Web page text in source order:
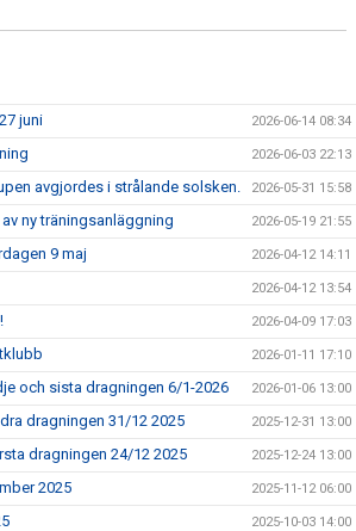
juni 2026-06-14 08:34
2026-06-03 22:13
avgjordes i strålande solsken. 2026-05-31 15:58
ny träningsanläggning 2026-05-19 21:55
9 maj 2026-04-12 14:11
2026-04-12 13:54
2026-04-09 17:03
2026-01-11 17:10
och sista dragningen 6/1-2026 2026-01-06 13:00
dragningen 31/12 2025 2025-12-31 13:00
dragningen 24/12 2025 2025-12-24 13:00
2025 2025-11-12 06:00
2025-10-03 14:00